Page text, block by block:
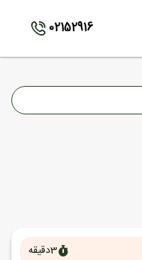
02152916
3دقیقه